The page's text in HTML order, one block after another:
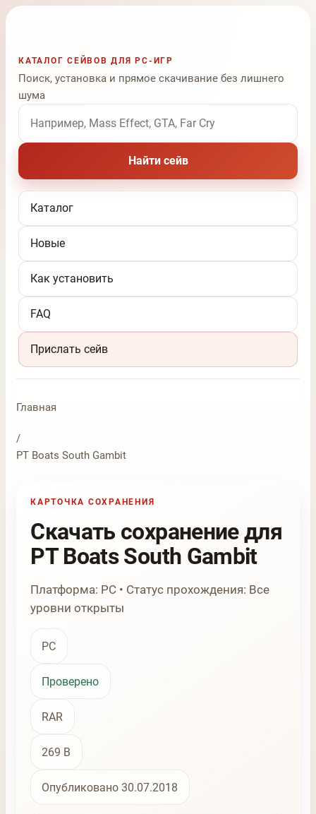
КАТАЛОГ СЕЙВОВ ДЛЯ PC-ИГР
Поиск, установка и прямое скачивание без лишнего
шума
Поиск по названию игры
Найти сейв
Каталог
Новые
Как установить
FAQ
Прислать сейв
Главная
/
PT Boats South Gambit
КАРТОЧКА СОХРАНЕНИЯ
Скачать сохранение для
PT Boats South Gambit
Платформа: PC • Статус прохождения: Все
уровни открыты
PC
Проверено
RAR
269 B
Опубликовано 30.07.2018